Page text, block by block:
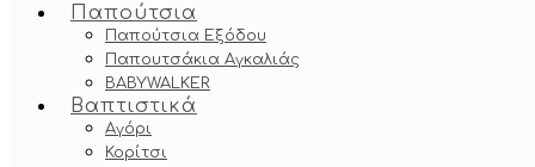
Παπούτσια
Παπούτσια Εξόδου
Παπουτσάκια Αγκαλιάς
BABYWALKER
Βαπτιστικά
Αγόρι
Κορίτσι